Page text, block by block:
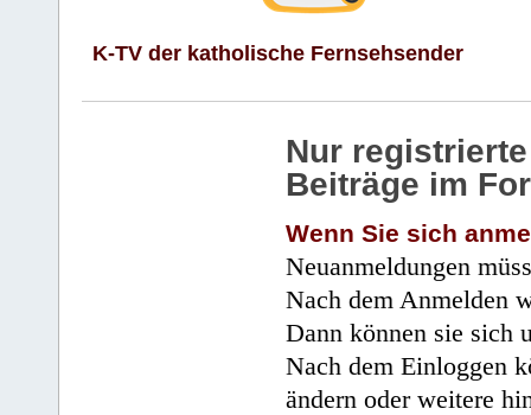
K-TV der katholische Fernsehsender
Nur
Beiträge im
Wenn Sie sich
Neuanmeldungen
Nach dem Anmelden
Dann können sie sich
Nach dem Einloggen
ändern oder weitere